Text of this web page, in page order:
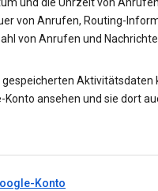
und die Uhrzeit von
von Anrufen, Routing-
von Anrufen und
gespeicherten Aktivitätsdaten
Konto ansehen und sie dort
Konto